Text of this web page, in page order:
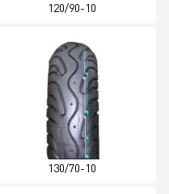
120/90-10
130/70-10